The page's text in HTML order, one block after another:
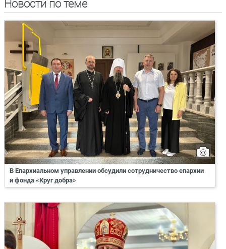
Новости по теме
В Епархиальном управлении обсудили сотрудничество епархии
и фонда «Круг добра»